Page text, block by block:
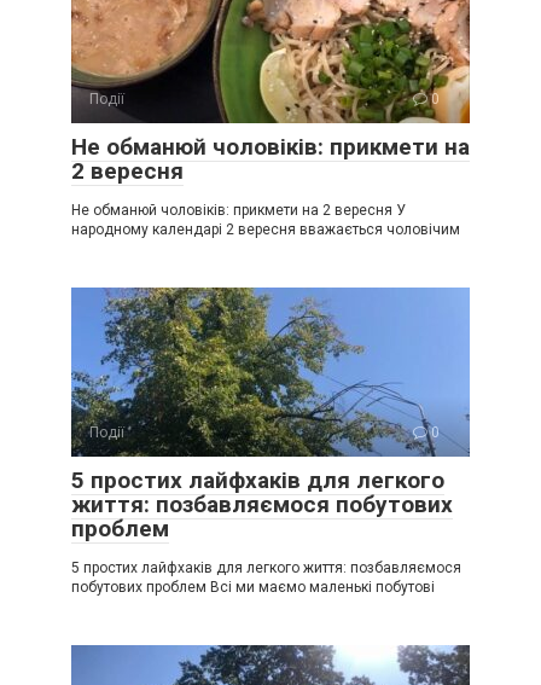
Події 0
Не обманюй чоловіків: прикмети на
2 вересня
Не обманюй чоловіків: прикмети на 2 вересня У
народному календарі 2 вересня вважається чоловічим
Події 0
5 простих лайфхаків для легкого
життя: позбавляємося побутових
проблем
5 простих лайфхаків для легкого життя: позбавляємося
побутових проблем Всі ми маємо маленькі побутові